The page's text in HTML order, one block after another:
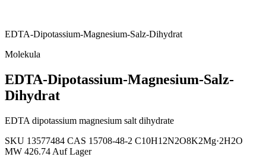
EDTA-Dipotassium-Magnesium-Salz-Dihydrat
Molekula
EDTA-Dipotassium-Magnesium-Salz-
Dihydrat
EDTA dipotassium magnesium salt dihydrate
SKU 13577484 CAS 15708-48-2 C10H12N2O8K2Mg·2H2O
MW 426.74 Auf Lager